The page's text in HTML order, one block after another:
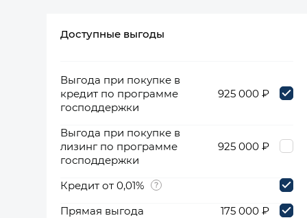
Доступные выгоды
Выгода при покупке в
кредит по программе
господдержки
925 000 ₽
Выгода при покупке в
лизинг по программе
господдержки
925 000 ₽
Кредит от 0,01%
Прямая выгода
175 000 ₽